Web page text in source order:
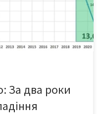
2018 (окрема тема яким
За два роки